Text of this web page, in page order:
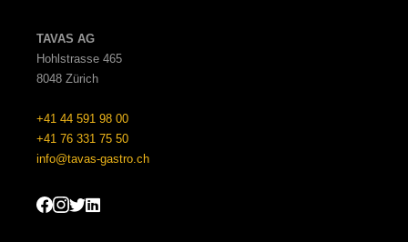
TAVAS AG
Hohlstrasse 465
8048 Zürich
+41 44 591 98 00
+41 76 331 75 50
info@tavas-gastro.ch